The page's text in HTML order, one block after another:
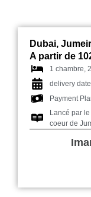
Dubai,
A partir de
1 chambre,
delivery
Payment
Lancé par
coeur de